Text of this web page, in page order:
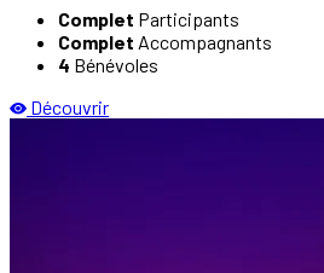
Complet Participants
Complet Accompagnants
4 Bénévoles
Découvrir